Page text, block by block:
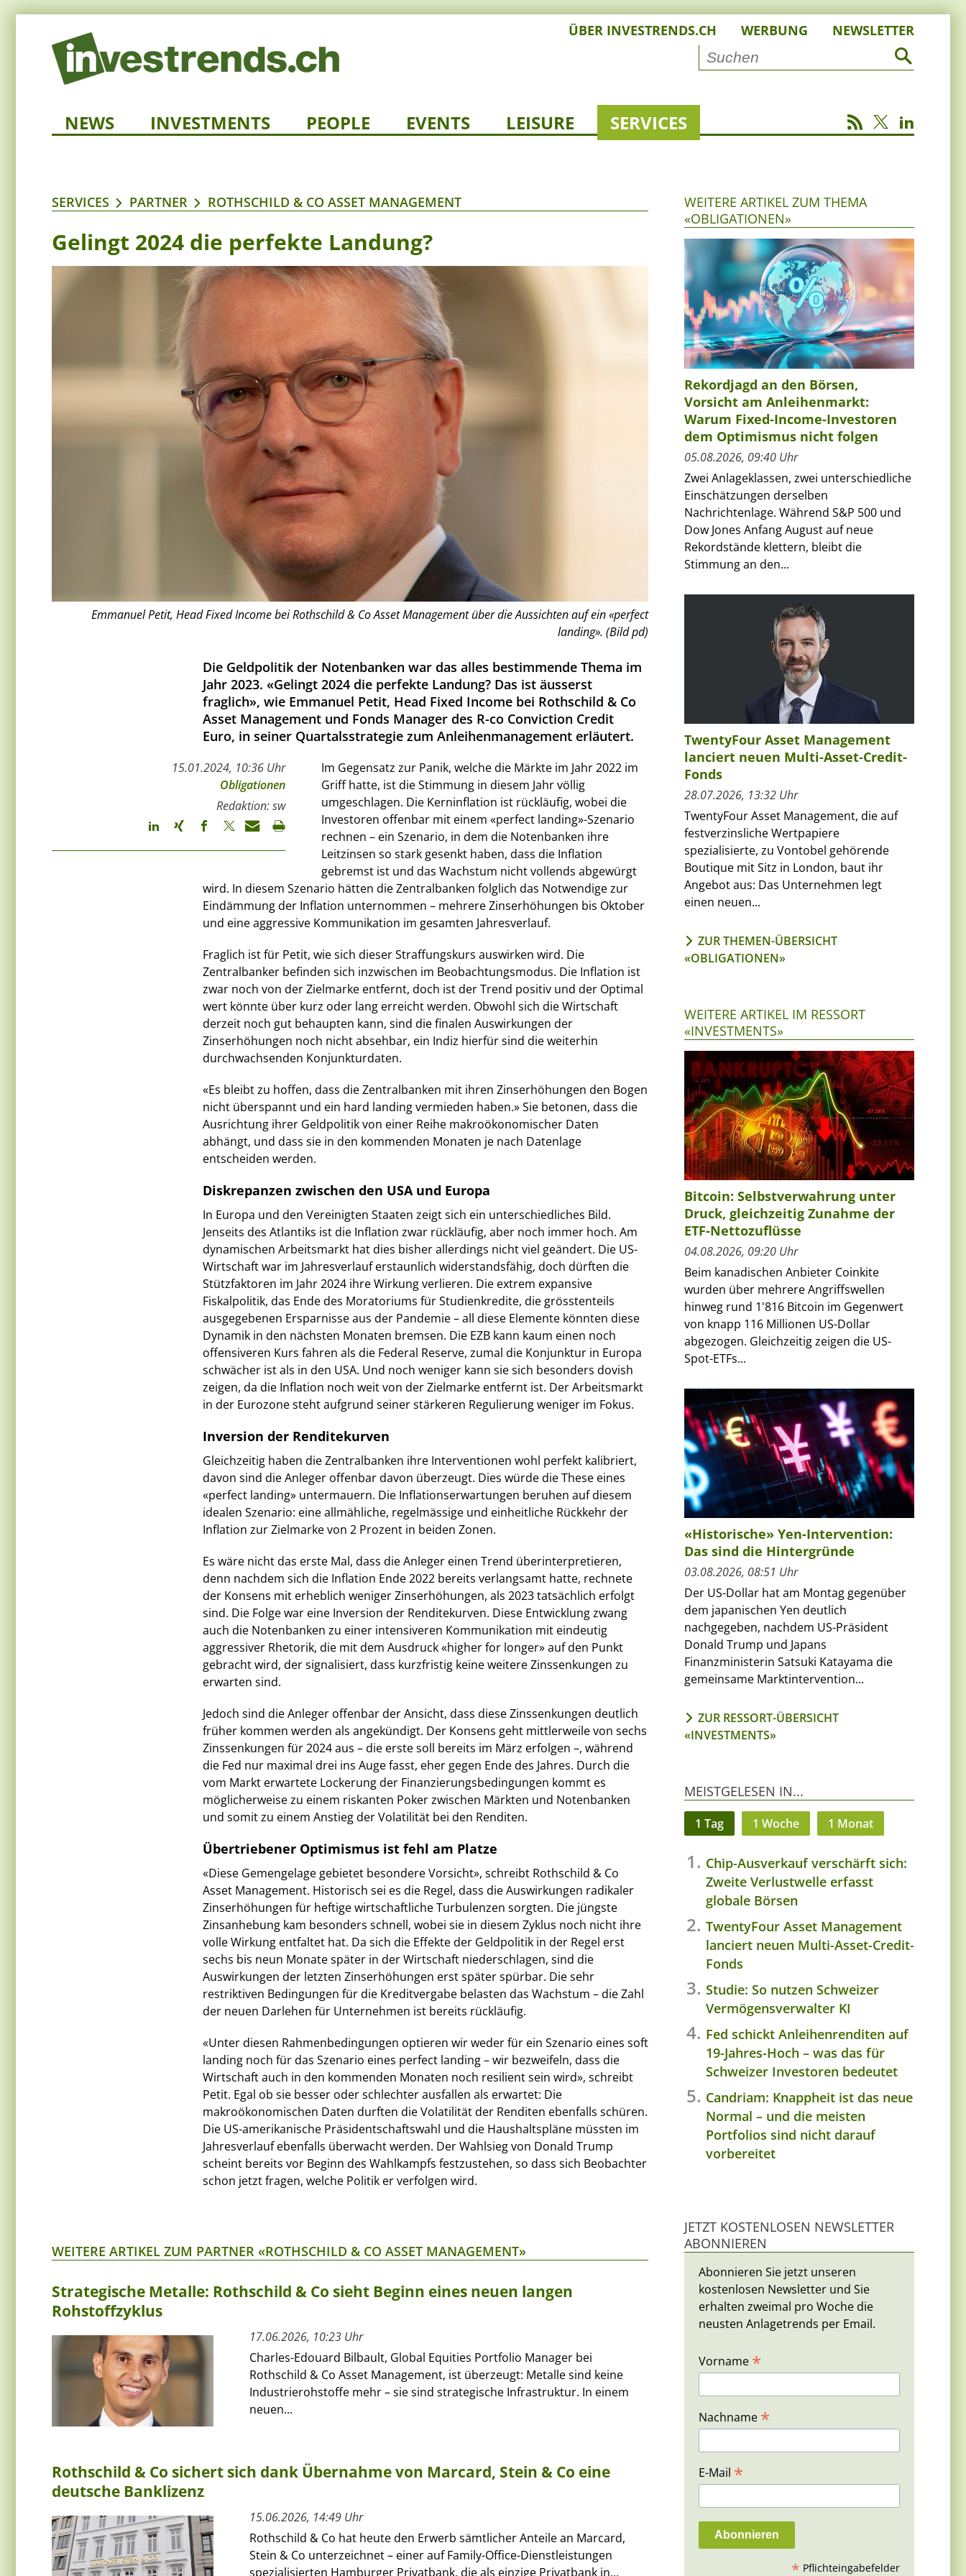
ÜBER INVESTRENDS.CH WERBUNG NEWSLETTER
NEWS INVESTMENTS PEOPLE EVENTS LEISURE SERVICES
SERVICES PARTNER ROTHSCHILD & CO ASSET MANAGEMENT
Gelingt 2024 die perfekte Landung?
Emmanuel Petit, Head Fixed Income bei Rothschild & Co Asset Management über die Aussichten auf ein «perfect
landing». (Bild pd)
Die Geldpolitik der Notenbanken war das alles bestimmende Thema im
Jahr 2023. «Gelingt 2024 die perfekte Landung? Das ist äusserst
fraglich», wie Emmanuel Petit, Head Fixed Income bei Rothschild & Co
Asset Management und Fonds Manager des R-co Conviction Credit
Euro, in seiner Quartalsstrategie zum Anleihenmanagement erläutert.
15.01.2024, 10:36 Uhr
Obligationen
Redaktion: sw
Im Gegensatz zur Panik, welche die Märkte im Jahr 2022 im
Griff hatte, ist die Stimmung in diesem Jahr völlig
umgeschlagen. Die Kerninflation ist rückläufig, wobei die
Investoren offenbar mit einem «perfect landing»-Szenario
rechnen – ein Szenario, in dem die Notenbanken ihre
Leitzinsen so stark gesenkt haben, dass die Inflation
gebremst ist und das Wachstum nicht vollends abgewürgt
wird. In diesem Szenario hätten die Zentralbanken folglich das Notwendige zur
Eindämmung der Inflation unternommen – mehrere Zinserhöhungen bis Oktober
und eine aggressive Kommunikation im gesamten Jahresverlauf.
Fraglich ist für Petit, wie sich dieser Straffungskurs auswirken wird. Die
Zentralbanker befinden sich inzwischen im Beobachtungsmodus. Die Inflation ist
zwar noch von der Zielmarke entfernt, doch ist der Trend positiv und der Optimal
wert könnte über kurz oder lang erreicht werden. Obwohl sich die Wirtschaft
derzeit noch gut behaupten kann, sind die finalen Auswirkungen der
Zinserhöhungen noch nicht absehbar, ein Indiz hierfür sind die weiterhin
durchwachsenden Konjunkturdaten.
«Es bleibt zu hoffen, dass die Zentralbanken mit ihren Zinserhöhungen den Bogen
nicht überspannt und ein hard landing vermieden haben.» Sie betonen, dass die
Ausrichtung ihrer Geldpolitik von einer Reihe makroökonomischer Daten
abhängt, und dass sie in den kommenden Monaten je nach Datenlage
entscheiden werden.
Diskrepanzen zwischen den USA und Europa
In Europa und den Vereinigten Staaten zeigt sich ein unterschiedliches Bild.
Jenseits des Atlantiks ist die Inflation zwar rückläufig, aber noch immer hoch. Am
dynamischen Arbeitsmarkt hat dies bisher allerdings nicht viel geändert. Die US-
Wirtschaft war im Jahresverlauf erstaunlich widerstandsfähig, doch dürften die
Stützfaktoren im Jahr 2024 ihre Wirkung verlieren. Die extrem expansive
Fiskalpolitik, das Ende des Moratoriums für Studienkredite, die grösstenteils
ausgegebenen Ersparnisse aus der Pandemie – all diese Elemente könnten diese
Dynamik in den nächsten Monaten bremsen. Die EZB kann kaum einen noch
offensiveren Kurs fahren als die Federal Reserve, zumal die Konjunktur in Europa
schwächer ist als in den USA. Und noch weniger kann sie sich besonders dovish
zeigen, da die Inflation noch weit von der Zielmarke entfernt ist. Der Arbeitsmarkt
in der Eurozone steht aufgrund seiner stärkeren Regulierung weniger im Fokus.
Inversion der Renditekurven
Gleichzeitig haben die Zentralbanken ihre Interventionen wohl perfekt kalibriert,
davon sind die Anleger offenbar davon überzeugt. Dies würde die These eines
«perfect landing» untermauern. Die Inflationserwartungen beruhen auf diesem
idealen Szenario: eine allmähliche, regelmässige und einheitliche Rückkehr der
Inflation zur Zielmarke von 2 Prozent in beiden Zonen.
Es wäre nicht das erste Mal, dass die Anleger einen Trend überinterpretieren,
denn nachdem sich die Inflation Ende 2022 bereits verlangsamt hatte, rechnete
der Konsens mit erheblich weniger Zinserhöhungen, als 2023 tatsächlich erfolgt
sind. Die Folge war eine Inversion der Renditekurven. Diese Entwicklung zwang
auch die Notenbanken zu einer intensiveren Kommunikation mit eindeutig
aggressiver Rhetorik, die mit dem Ausdruck «higher for longer» auf den Punkt
gebracht wird, der signalisiert, dass kurzfristig keine weitere Zinssenkungen zu
erwarten sind.
Jedoch sind die Anleger offenbar der Ansicht, dass diese Zinssenkungen deutlich
früher kommen werden als angekündigt. Der Konsens geht mittlerweile von sechs
Zinssenkungen für 2024 aus – die erste soll bereits im März erfolgen –, während
die Fed nur maximal drei ins Auge fasst, eher gegen Ende des Jahres. Durch die
vom Markt erwartete Lockerung der Finanzierungsbedingungen kommt es
möglicherweise zu einem riskanten Poker zwischen Märkten und Notenbanken
und somit zu einem Anstieg der Volatilität bei den Renditen.
Übertriebener Optimismus ist fehl am Platze
«Diese Gemengelage gebietet besondere Vorsicht», schreibt Rothschild & Co
Asset Management. Historisch sei es die Regel, dass die Auswirkungen radikaler
Zinserhöhungen für heftige wirtschaftliche Turbulenzen sorgten. Die jüngste
Zinsanhebung kam besonders schnell, wobei sie in diesem Zyklus noch nicht ihre
volle Wirkung entfaltet hat. Da sich die Effekte der Geldpolitik in der Regel erst
sechs bis neun Monate später in der Wirtschaft niederschlagen, sind die
Auswirkungen der letzten Zinserhöhungen erst später spürbar. Die sehr
restriktiven Bedingungen für die Kreditvergabe belasten das Wachstum – die Zahl
der neuen Darlehen für Unternehmen ist bereits rückläufig.
«Unter diesen Rahmenbedingungen optieren wir weder für ein Szenario eines soft
landing noch für das Szenario eines perfect landing – wir bezweifeln, dass die
Wirtschaft auch in den kommenden Monaten noch resilient sein wird», schreibt
Petit. Egal ob sie besser oder schlechter ausfallen als erwartet: Die
makroökonomischen Daten durften die Volatilität der Renditen ebenfalls schüren.
Die US-amerikanische Präsidentschaftswahl und die Haushaltspläne müssten im
Jahresverlauf ebenfalls überwacht werden. Der Wahlsieg von Donald Trump
scheint bereits vor Beginn des Wahlkampfs festzustehen, so dass sich Beobachter
schon jetzt fragen, welche Politik er verfolgen wird.
WEITERE ARTIKEL ZUM PARTNER «ROTHSCHILD & CO ASSET MANAGEMENT»
Strategische Metalle: Rothschild & Co sieht Beginn eines neuen langen
Rohstoffzyklus
17.06.2026, 10:23 Uhr
Charles-Edouard Bilbault, Global Equities Portfolio Manager bei
Rothschild & Co Asset Management, ist überzeugt: Metalle sind keine
Industrierohstoffe mehr – sie sind strategische Infrastruktur. In einem
neuen...
Rothschild & Co sichert sich dank Übernahme von Marcard, Stein & Co eine
deutsche Banklizenz
15.06.2026, 14:49 Uhr
Rothschild & Co hat heute den Erwerb sämtlicher Anteile an Marcard,
Stein & Co unterzeichnet – einer auf Family-Office-Dienstleistungen
spezialisierten Hamburger Privatbank, die als einzige Privatbank in...
WEITERE ARTIKEL ZUM THEMA
«OBLIGATIONEN»
Rekordjagd an den Börsen,
Vorsicht am Anleihenmarkt:
Warum Fixed-Income-Investoren
dem Optimismus nicht folgen
05.08.2026, 09:40 Uhr
Zwei Anlageklassen, zwei unterschiedliche
Einschätzungen derselben
Nachrichtenlage. Während S&P 500 und
Dow Jones Anfang August auf neue
Rekordstände klettern, bleibt die
Stimmung an den...
TwentyFour Asset Management
lanciert neuen Multi-Asset-Credit-
Fonds
28.07.2026, 13:32 Uhr
TwentyFour Asset Management, die auf
festverzinsliche Wertpapiere
spezialisierte, zu Vontobel gehörende
Boutique mit Sitz in London, baut ihr
Angebot aus: Das Unternehmen legt
einen neuen...
ZUR THEMEN-ÜBERSICHT
«OBLIGATIONEN»
WEITERE ARTIKEL IM RESSORT
«INVESTMENTS»
Bitcoin: Selbstverwahrung unter
Druck, gleichzeitig Zunahme der
ETF-Nettozuflüsse
04.08.2026, 09:20 Uhr
Beim kanadischen Anbieter Coinkite
wurden über mehrere Angriffswellen
hinweg rund 1'816 Bitcoin im Gegenwert
von knapp 116 Millionen US-Dollar
abgezogen. Gleichzeitig zeigen die US-
Spot-ETFs...
«Historische» Yen-Intervention:
Das sind die Hintergründe
03.08.2026, 08:51 Uhr
Der US-Dollar hat am Montag gegenüber
dem japanischen Yen deutlich
nachgegeben, nachdem US-Präsident
Donald Trump und Japans
Finanzministerin Satsuki Katayama die
gemeinsame Marktintervention...
ZUR RESSORT-ÜBERSICHT
«INVESTMENTS»
MEISTGELESEN IN...
1 Tag 1 Woche 1 Monat
Chip-Ausverkauf verschärft sich:
Zweite Verlustwelle erfasst
globale Börsen
TwentyFour Asset Management
lanciert neuen Multi-Asset-Credit-
Fonds
Studie: So nutzen Schweizer
Vermögensverwalter KI
Fed schickt Anleihenrenditen auf
19-Jahres-Hoch – was das für
Schweizer Investoren bedeutet
Candriam: Knappheit ist das neue
Normal – und die meisten
Portfolios sind nicht darauf
vorbereitet
JETZT KOSTENLOSEN NEWSLETTER
ABONNIEREN
Abonnieren Sie jetzt unseren
kostenlosen Newsletter und Sie
erhalten zweimal pro Woche die
neusten Anlagetrends per Email.
Vorname *
Nachname *
E-Mail *
* Pflichteingabefelder